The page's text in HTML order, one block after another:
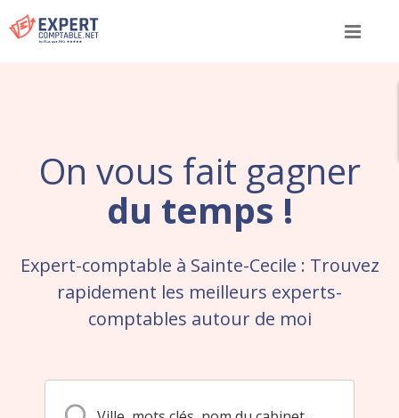
Menu
On vous fait gagner
du temps !
Expert-comptable à Sainte-Cecile : Trouvez
rapidement les meilleurs experts-
comptables autour de moi